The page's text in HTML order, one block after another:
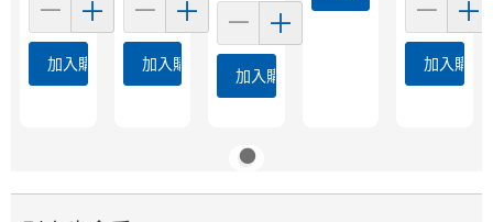
加入購物車 加入購物車
加入購物車
加入購物